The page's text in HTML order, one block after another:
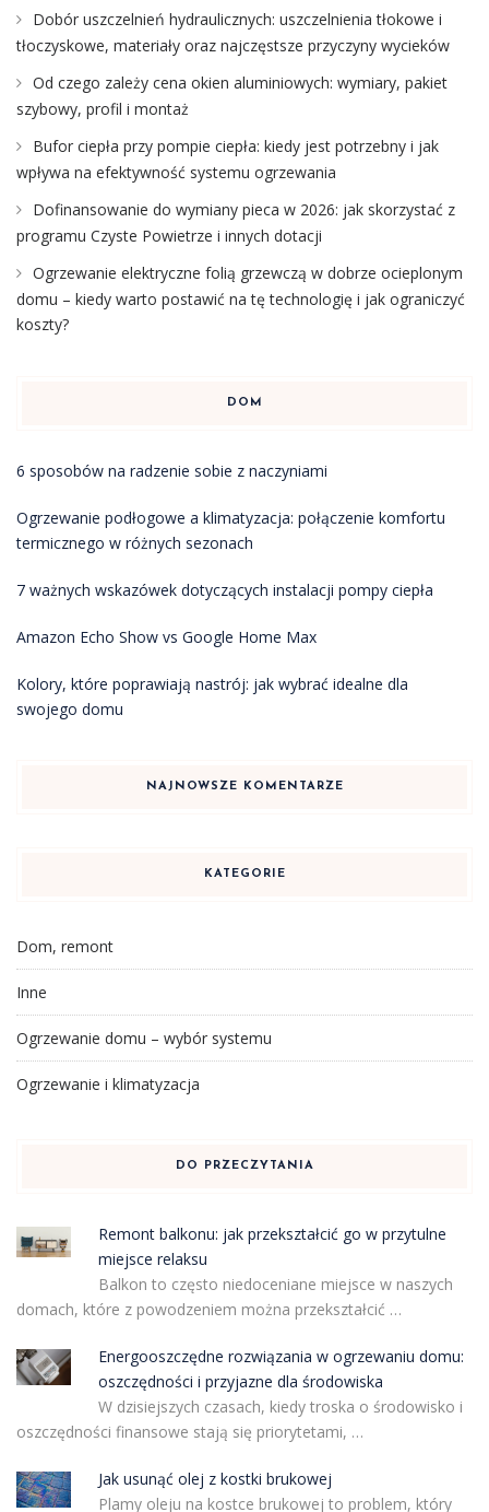
Dobór uszczelnień hydraulicznych: uszczelnienia tłokowe i
tłoczyskowe, materiały oraz najczęstsze przyczyny wycieków
Od czego zależy cena okien aluminiowych: wymiary, pakiet
szybowy, profil i montaż
Bufor ciepła przy pompie ciepła: kiedy jest potrzebny i jak
wpływa na efektywność systemu ogrzewania
Dofinansowanie do wymiany pieca w 2026: jak skorzystać z
programu Czyste Powietrze i innych dotacji
Ogrzewanie elektryczne folią grzewczą w dobrze ocieplonym
domu – kiedy warto postawić na tę technologię i jak ograniczyć
koszty?
DOM
6 sposobów na radzenie sobie z naczyniami
Ogrzewanie podłogowe a klimatyzacja: połączenie komfortu
termicznego w różnych sezonach
7 ważnych wskazówek dotyczących instalacji pompy ciepła
Amazon Echo Show vs Google Home Max
Kolory, które poprawiają nastrój: jak wybrać idealne dla
swojego domu
NAJNOWSZE KOMENTARZE
KATEGORIE
Dom, remont
Inne
Ogrzewanie domu – wybór systemu
Ogrzewanie i klimatyzacja
DO PRZECZYTANIA
Remont balkonu: jak przekształcić go w przytulne
miejsce relaksu
Balkon to często niedoceniane miejsce w naszych
domach, które z powodzeniem można przekształcić …
Energooszczędne rozwiązania w ogrzewaniu domu:
oszczędności i przyjazne dla środowiska
W dzisiejszych czasach, kiedy troska o środowisko i
oszczędności finansowe stają się priorytetami, …
Jak usunąć olej z kostki brukowej
Plamy oleju na kostce brukowej to problem, który